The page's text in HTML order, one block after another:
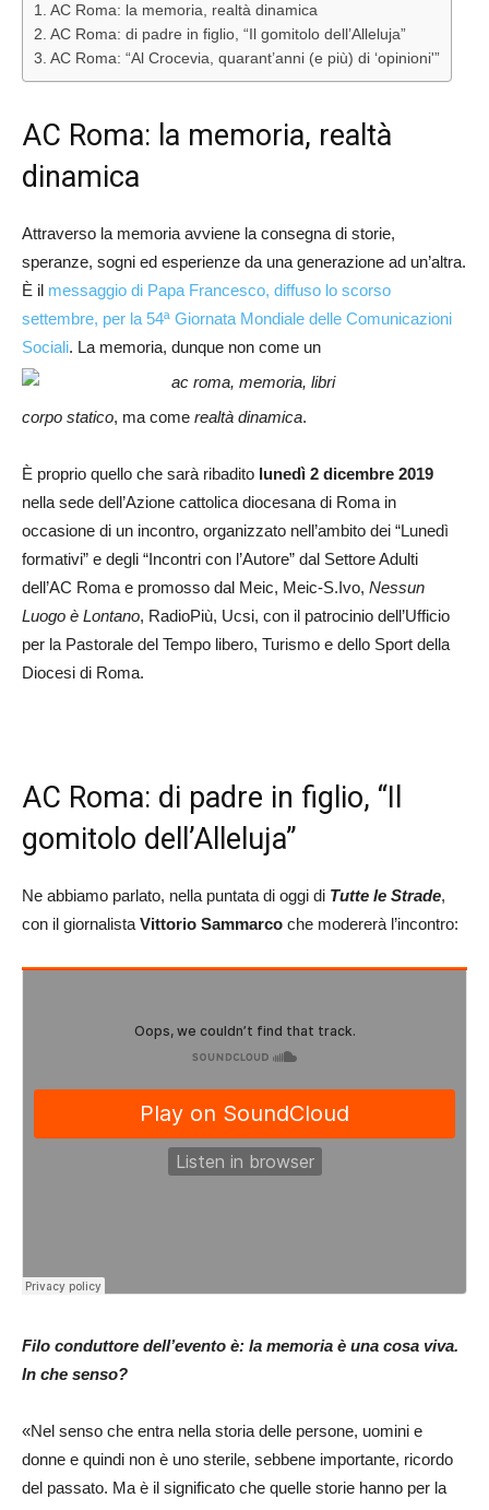
AC Roma: la memoria, realtà dinamica
AC Roma: di padre in figlio, “Il gomitolo dell’Alleluja”
AC Roma: “Al Crocevia, quarant’anni (e più) di ‘opinioni'”
AC Roma: la memoria, realtà
dinamica
Attraverso la memoria avviene la consegna di storie,
speranze, sogni ed esperienze da una generazione ad un’altra.
È il messaggio di Papa Francesco, diffuso lo scorso
settembre, per la 54ª Giornata Mondiale delle Comunicazioni
Sociali. La memoria, dunque non come un
corpo statico, ma come realtà dinamica.
È proprio quello che sarà ribadito lunedì 2 dicembre 2019
nella sede dell’Azione cattolica diocesana di Roma in
occasione di un incontro, organizzato nell’ambito dei “Lunedì
formativi” e degli “Incontri con l’Autore” dal Settore Adulti
dell’AC Roma e promosso dal Meic, Meic-S.Ivo, Nessun
Luogo è Lontano, RadioPiù, Ucsi, con il patrocinio dell’Ufficio
per la Pastorale del Tempo libero, Turismo e dello Sport della
Diocesi di Roma.
AC Roma: di padre in figlio, “Il
gomitolo dell’Alleluja”
Ne abbiamo parlato, nella puntata di oggi di Tutte le Strade,
con il giornalista Vittorio Sammarco che modererà l’incontro:
Filo conduttore dell’evento è: la memoria è una cosa viva.
In che senso?
«Nel senso che entra nella storia delle persone, uomini e
donne e quindi non è uno sterile, sebbene importante, ricordo
del passato. Ma è il significato che quelle storie hanno per la